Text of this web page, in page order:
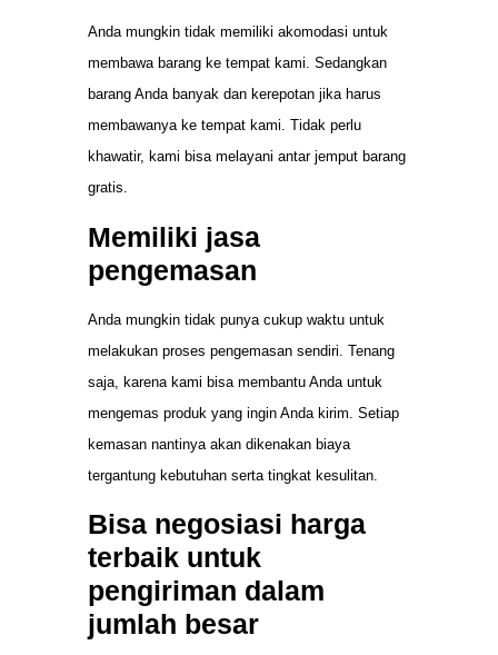
Anda mungkin tidak memiliki akomodasi untuk
membawa barang ke tempat kami. Sedangkan
barang Anda banyak dan kerepotan jika harus
membawanya ke tempat kami. Tidak perlu
khawatir, kami bisa melayani antar jemput barang
gratis.
Memiliki jasa
pengemasan
Anda mungkin tidak punya cukup waktu untuk
melakukan proses pengemasan sendiri. Tenang
saja, karena kami bisa membantu Anda untuk
mengemas produk yang ingin Anda kirim. Setiap
kemasan nantinya akan dikenakan biaya
tergantung kebutuhan serta tingkat kesulitan.
Bisa negosiasi harga
terbaik untuk
pengiriman dalam
jumlah besar